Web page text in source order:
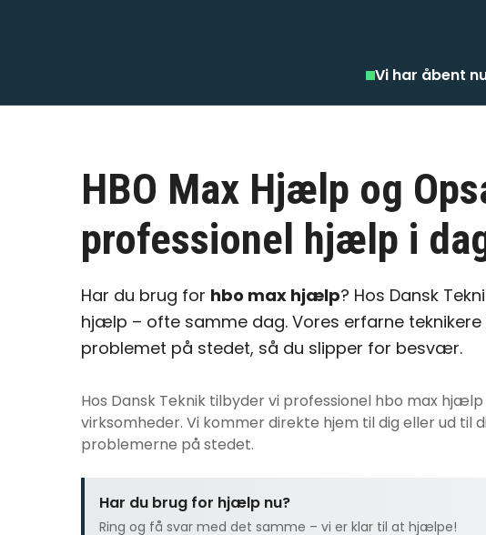
Vi har åbent
HBO Max Hjælp og
professionel hjælp i
Har du brug for hbo max hjælp? Hos Dansk
hjælp – ofte samme dag. Vores erfarne
problemet på stedet, så du slipper for besvær.
Hos Dansk Teknik tilbyder vi professionel hbo max hjælp
virksomheder. Vi kommer direkte hjem til dig eller ud til
problemerne på stedet.
Har du brug for hjælp nu?
Ring og få svar med det samme – vi er klar til at hjælpe!